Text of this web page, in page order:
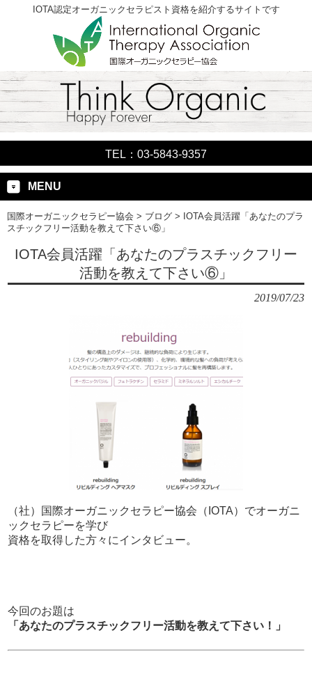
IOTA認定オーガニックセラピスト資格を紹介するサイトです
TEL：03-5843-9357
MENU
国際オーガニックセラピー協会 > ブログ > IOTA会員活躍「あなたのプラ
スチックフリー活動を教えて下さい⑥」
IOTA会員活躍「あなたのプラスチックフリー
活動を教えて下さい⑥」
2019/07/23
（社）国際オーガニックセラピー協会（IOTA）でオーガニ
ックセラピーを学び
資格を取得した方々にインタビュー。
今回のお題は
「あなたのプラスチックフリー活動を教えて下さい！」